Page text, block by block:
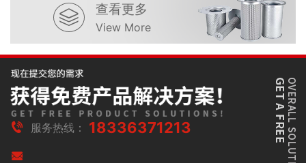
查看更多
View More
服务热线： 18336371213